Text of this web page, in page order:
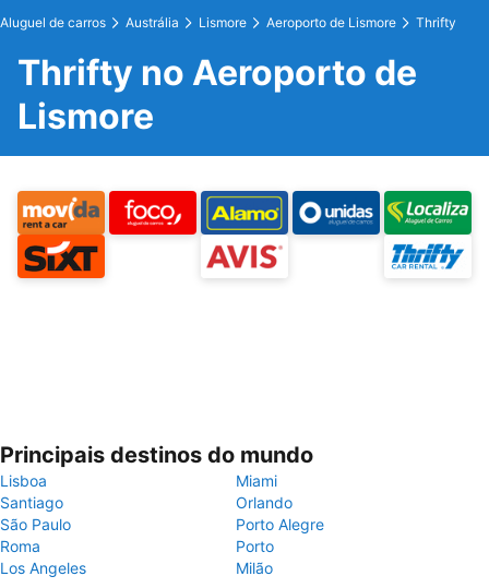
Aluguel de carros Austrália Lismore Aeroporto de Lismore Thrifty
Thrifty no Aeroporto de
Lismore
Principais destinos do mundo
Lisboa
Miami
Santiago
Orlando
São Paulo
Porto Alegre
Roma
Porto
Los Angeles
Milão